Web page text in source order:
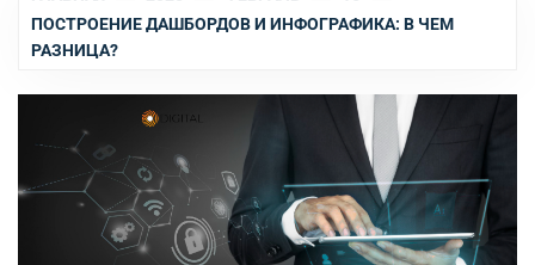
ПОСТРОЕНИЕ ДАШБОРДОВ И ИНФОГРАФИКА: В ЧЕМ
РАЗНИЦА?